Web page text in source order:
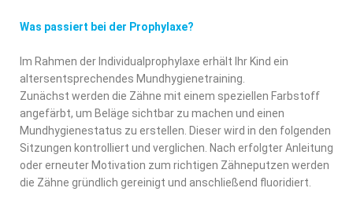
Was passiert bei der Prophylaxe?
Im Rahmen der Individualprophylaxe erhält Ihr Kind ein
altersentsprechendes Mundhygienetraining.
Zunächst werden die Zähne mit einem speziellen Farbstoff
angefärbt, um Beläge sichtbar zu machen und einen
Mundhygienestatus zu erstellen. Dieser wird in den folgenden
Sitzungen kontrolliert und verglichen. Nach erfolgter Anleitung
oder erneuter Motivation zum richtigen Zähneputzen werden
die Zähne gründlich gereinigt und anschließend fluoridiert.